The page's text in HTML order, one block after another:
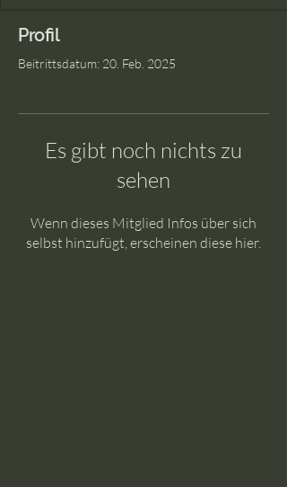
Profil
Beitrittsdatum: 20. Feb. 2025
Es gibt noch nichts zu
sehen
Wenn dieses Mitglied Infos über sich
selbst hinzufügt, erscheinen diese hier.